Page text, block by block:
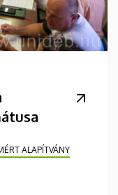
ALAPÍTVÁNY